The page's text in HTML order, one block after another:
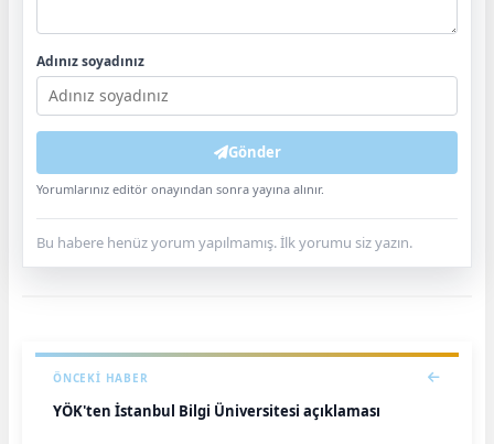
Adınız soyadınız
Gönder
Yorumlarınız editör onayından sonra yayına alınır.
Bu habere henüz yorum yapılmamış. İlk yorumu siz yazın.
ÖNCEKI HABER
YÖK'ten İstanbul Bilgi Üniversitesi açıklaması